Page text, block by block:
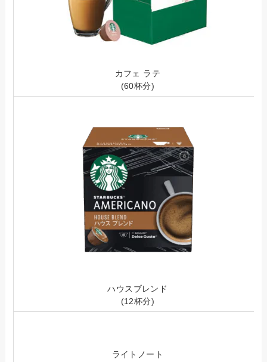
カフェ ラテ
(60杯分)
ハウスブレンド
(12杯分)
ライトノート